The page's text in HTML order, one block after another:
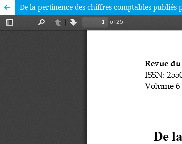
De la pertinence des chiffres comptables publiés